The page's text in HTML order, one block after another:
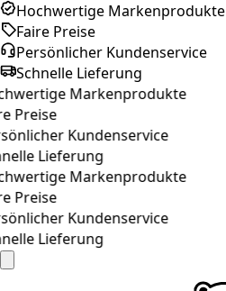
Hochwertige Markenprodukte
Faire Preise
Persönlicher Kundenservice
Schnelle Lieferung
Markenprodukte
Preise
Kundenservice
Lieferung
Markenprodukte
Preise
Kundenservice
Lieferung